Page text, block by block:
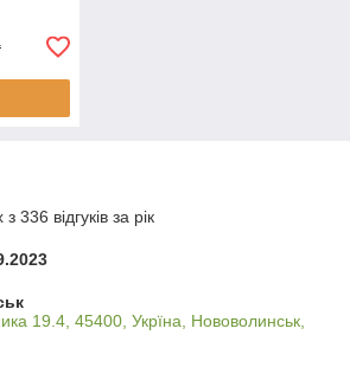
336 відгуків за рік
19.4, 45400, Укрїна, Нововолинськ,